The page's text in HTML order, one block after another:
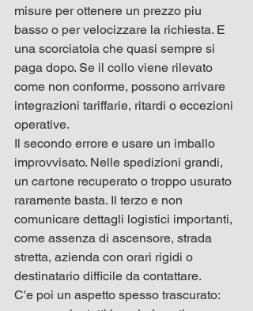
misure per ottenere un prezzo piu
basso o per velocizzare la richiesta. E
una scorciatoia che quasi sempre si
paga dopo. Se il collo viene rilevato
come non conforme, possono arrivare
integrazioni tariffarie, ritardi o eccezioni
operative.
Il secondo errore e usare un imballo
improvvisato. Nelle spedizioni grandi,
un cartone recuperato o troppo usurato
raramente basta. Il terzo e non
comunicare dettagli logistici importanti,
come assenza di ascensore, strada
stretta, azienda con orari rigidi o
destinatario difficile da contattare.
C'e poi un aspetto spesso trascurato: